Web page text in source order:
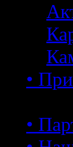
•
•